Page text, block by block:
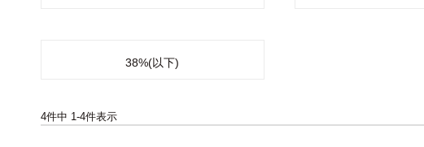
38%(以下)
4件中 1-4件表示